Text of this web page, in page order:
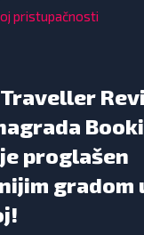
pristupačnosti
proglašen
gradom